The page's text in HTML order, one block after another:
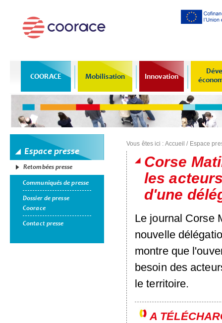
COORACE Mobilisation Innovation
Espace presse
Retombées presse
Communiqués de presse
Dossier de presse
Coorace
Contact presse
Vous êtes ici : Accueil / Espace
Corse
les
d'une
Le journal Corse
nouvelle
montre que
besoin des
le territoire.
A